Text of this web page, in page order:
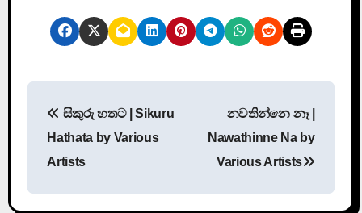
t
සිකුරු හතට | Sikuru
Hathata by Various
Artists
නවතින්නෙ නෑ |
Nawathinne Na by
Various Artists